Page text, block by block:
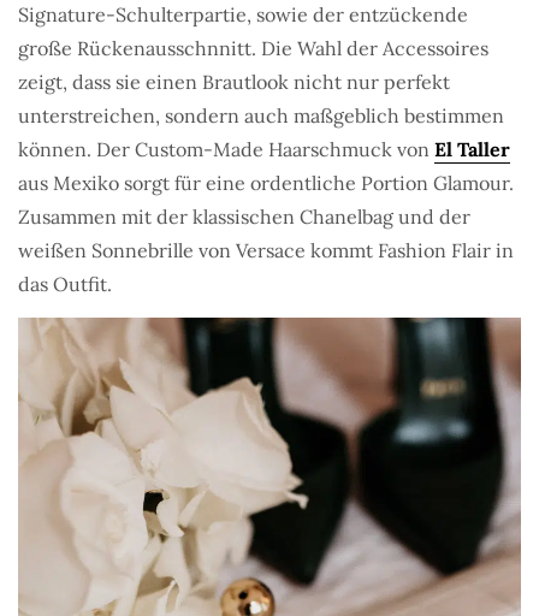
Signature-Schulterpartie, sowie der entzückende
große Rückenausschnnitt. Die Wahl der Accessoires
zeigt, dass sie einen Brautlook nicht nur perfekt
unterstreichen, sondern auch maßgeblich bestimmen
können. Der Custom-Made Haarschmuck von El Taller
aus Mexiko sorgt für eine ordentliche Portion Glamour.
Zusammen mit der klassischen Chanelbag und der
weißen Sonnebrille von Versace kommt Fashion Flair in
das Outfit.